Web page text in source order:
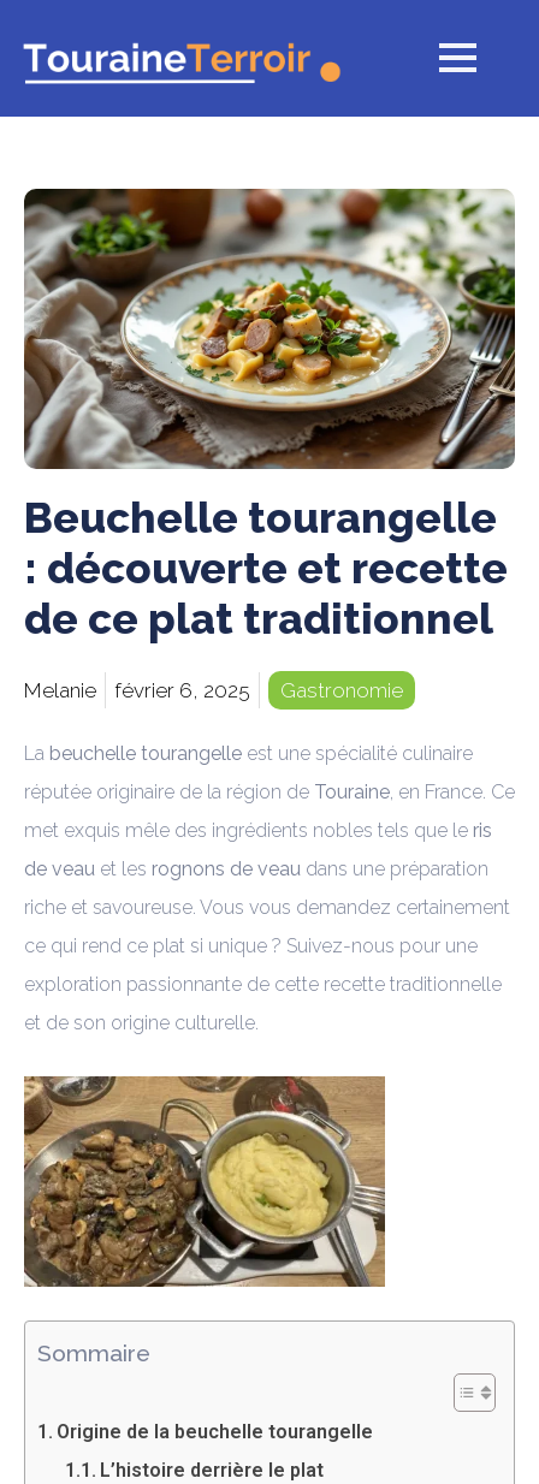
Beuchelle tourangelle
: découverte et recette
de ce plat traditionnel
Melanie février 6, 2025 Gastronomie
La beuchelle tourangelle est une spécialité culinaire
réputée originaire de la région de Touraine , en France. Ce
met exquis mêle des ingrédients nobles tels que le ris
de veau et les rognons de veau dans une préparation
riche et savoureuse. Vous vous demandez certainement
ce qui rend ce plat si unique ? Suivez-nous pour une
exploration passionnante de cette recette traditionnelle
et de son origine culturelle.
Sommaire
Origine de la beuchelle tourangelle
L’histoire derrière le plat